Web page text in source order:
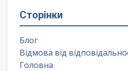
Сторінки
Блог
Відмова від
Головна